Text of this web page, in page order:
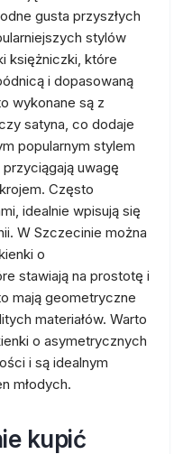
gusta przyszłych
stylów
księżniczki, które
i dopasowaną
wykonane są z
satyna, co dodaje
popularnym stylem
uwagę
Często
idealnie wpisują się
W Szczecinie można
o
stawiają na prostotę i
mają geometryczne
materiałów. Warto
o asymetrycznych
i są idealnym
młodych.
kupić